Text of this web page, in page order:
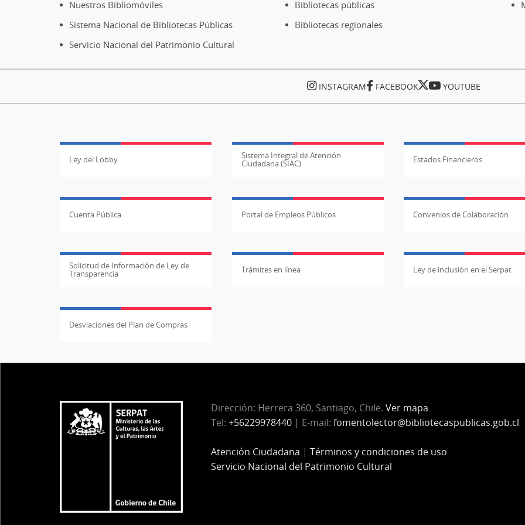
Nuestros Bibliomóviles
Sistema Nacional de Bibliotecas Públicas
Servicio Nacional del Patrimonio Cultural
Bibliotecas públicas
Bibliotecas regionales
INSTAGRAM FACEBOOK YOUTUBE
Ley del Lobby Sistema Integral de Atención
Ciudadana (SIAC) Estados Financieros
Cuenta Pública Portal de Empleos Públicos Convenios de Colaboración
Solicitud de Información de Ley de
Transparencia Trámites en línea Ley de inclusión en el Serpat
Desviaciones del Plan de Compras
Dirección: Herrera 360, Santiago, Chile. Ver mapa
Tel: +56229978440 | E-mail: fomentolector@bibliotecaspublicas.gob.cl
Atención Ciudadana | Términos y condiciones de uso
Servicio Nacional del Patrimonio Cultural